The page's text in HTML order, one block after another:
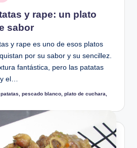
y rape: un plato
sabor
y rape es uno de esos platos
por su sabor y su sencillez.
fantástica, pero las patatas
el…
patatas,pescado blanco,plato de cuchara,